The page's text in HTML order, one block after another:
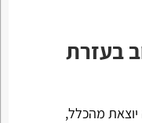
בעזרת
יוצאת מהכלל,